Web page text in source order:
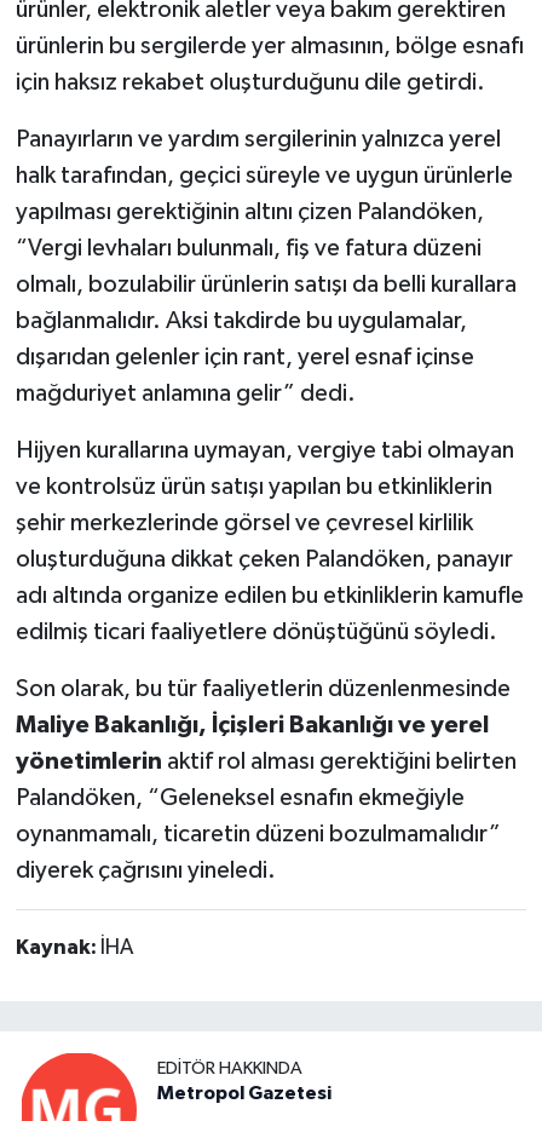
ürünler, elektronik aletler veya bakım gerektiren
ürünlerin bu sergilerde yer almasının, bölge esnafı
için haksız rekabet oluşturduğunu dile getirdi.
Panayırların ve yardım sergilerinin yalnızca yerel
halk tarafından, geçici süreyle ve uygun ürünlerle
yapılması gerektiğinin altını çizen Palandöken,
“Vergi levhaları bulunmalı, fiş ve fatura düzeni
olmalı, bozulabilir ürünlerin satışı da belli kurallara
bağlanmalıdır. Aksi takdirde bu uygulamalar,
dışarıdan gelenler için rant, yerel esnaf içinse
mağduriyet anlamına gelir” dedi.
Hijyen kurallarına uymayan, vergiye tabi olmayan
ve kontrolsüz ürün satışı yapılan bu etkinliklerin
şehir merkezlerinde görsel ve çevresel kirlilik
oluşturduğuna dikkat çeken Palandöken, panayır
adı altında organize edilen bu etkinliklerin kamufle
edilmiş ticari faaliyetlere dönüştüğünü söyledi.
Son olarak, bu tür faaliyetlerin düzenlenmesinde
Maliye Bakanlığı, İçişleri Bakanlığı ve yerel
yönetimlerin aktif rol alması gerektiğini belirten
Palandöken, “Geleneksel esnafın ekmeğiyle
oynanmamalı, ticaretin düzeni bozulmamalıdır”
diyerek çağrısını yineledi.
Kaynak: İHA
EDITÖR HAKKINDA
Metropol Gazetesi